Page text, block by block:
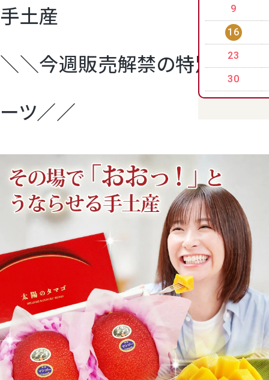
9
16
23
30
桃
大糖領桃
梨
幸水梨ロイヤル
シャインマスカット
神紅ぶどう
ナガノパープル
1房からOK！ぶどう狩り
手土産
＼＼今週販売解禁の特別フル
ーツ／／